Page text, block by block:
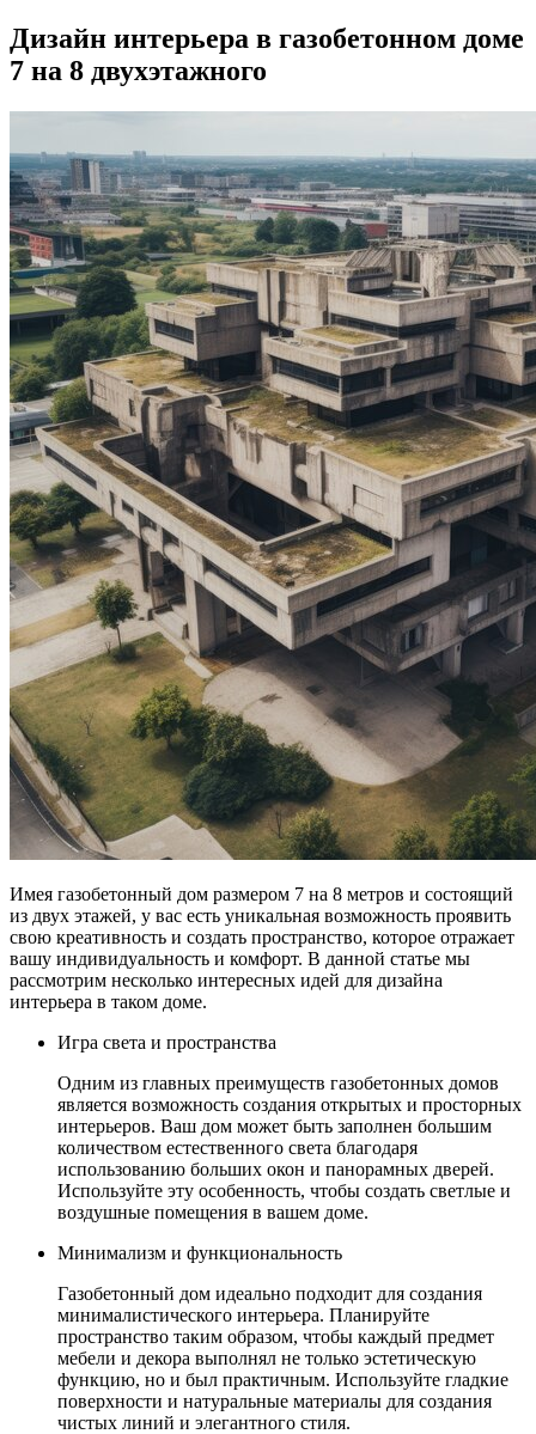
Дизайн интерьера в газобетонном доме
7 на 8 двухэтажного
Имея газобетонный дом размером 7 на 8 метров и состоящий
из двух этажей, у вас есть уникальная возможность проявить
свою креативность и создать пространство, которое отражает
вашу индивидуальность и комфорт. В данной статье мы
рассмотрим несколько интересных идей для дизайна
интерьера в таком доме.
Игра света и пространства
Одним из главных преимуществ газобетонных домов
является возможность создания открытых и просторных
интерьеров. Ваш дом может быть заполнен большим
количеством естественного света благодаря
использованию больших окон и панорамных дверей.
Используйте эту особенность, чтобы создать светлые и
воздушные помещения в вашем доме.
Минимализм и функциональность
Газобетонный дом идеально подходит для создания
минималистического интерьера. Планируйте
пространство таким образом, чтобы каждый предмет
мебели и декора выполнял не только эстетическую
функцию, но и был практичным. Используйте гладкие
поверхности и натуральные материалы для создания
чистых линий и элегантного стиля.